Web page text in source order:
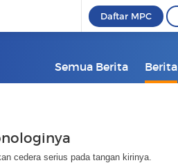
Daftar MPC
Semua Berita Berita
cedera serius pada tangan kirinya.